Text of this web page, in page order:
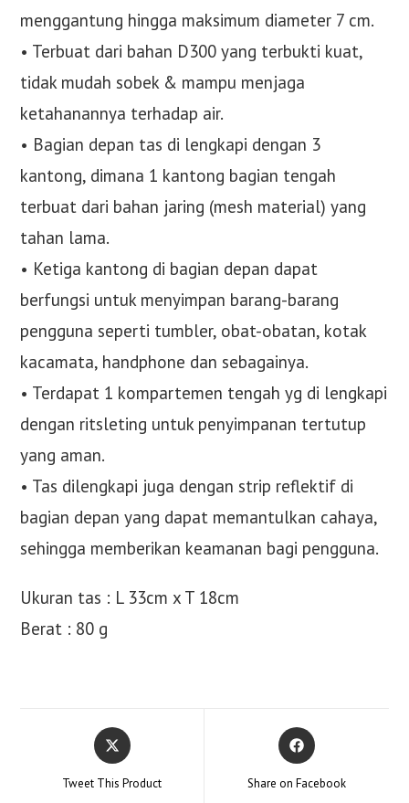
menggantung hingga maksimum diameter 7 cm.
• Terbuat dari bahan D300 yang terbukti kuat,
tidak mudah sobek & mampu menjaga
ketahanannya terhadap air.
• Bagian depan tas di lengkapi dengan 3
kantong, dimana 1 kantong bagian tengah
terbuat dari bahan jaring (mesh material) yang
tahan lama.
• Ketiga kantong di bagian depan dapat
berfungsi untuk menyimpan barang-barang
pengguna seperti tumbler, obat-obatan, kotak
kacamata, handphone dan sebagainya.
• Terdapat 1 kompartemen tengah yg di lengkapi
dengan ritsleting untuk penyimpanan tertutup
yang aman.
• Tas dilengkapi juga dengan strip reflektif di
bagian depan yang dapat memantulkan cahaya,
sehingga memberikan keamanan bagi pengguna.
Ukuran tas : L 33cm x T 18cm
Berat : 80 g
Opens
in
new
Tweet This Product
Opens
in
new
Share on Facebook